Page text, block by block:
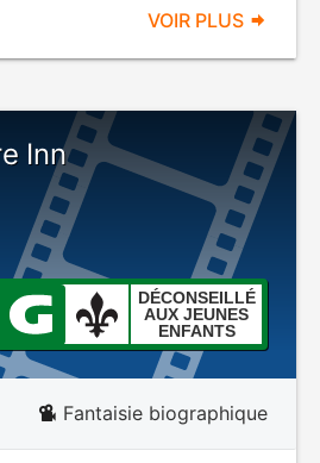
VOIR PLUS
Inn
DÉCONSEILLÉ
AUX JEUNES
ENFANTS
Fantaisie biographique